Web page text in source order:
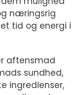
næringsrig
tid og energi i
aftensmad
sundhed,
ingredienser,